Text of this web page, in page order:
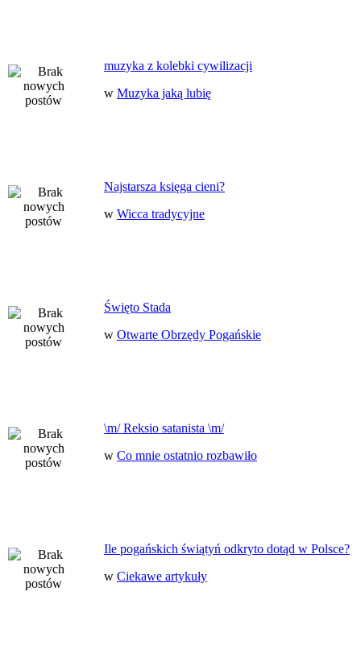
muzyka z kolebki cywilizacji
w Muzyka jaką lubię
Najstarsza księga cieni?
w Wicca tradycyjne
Święto Stada
w Otwarte Obrzędy Pogańskie
\m/ Reksio satanista \m/
w Co mnie ostatnio rozbawiło
Ile pogańskich świątyń odkryto dotąd w Polsce?
w Ciekawe artykuły